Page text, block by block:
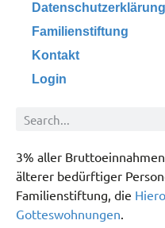
Datenschutzerklärung
Familienstiftung
Kontakt
Login
3% aller
älterer bedürftiger
Familienstiftung, die
Gotteswohnungen.